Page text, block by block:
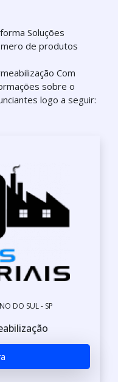
Soluções
de produtos
Com
sobre o
logo a seguir:
DO SUL - SP